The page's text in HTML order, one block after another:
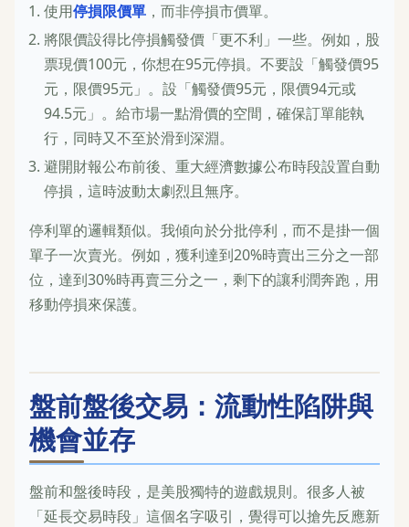
使用停損限價單 ，而非停損市價單。
將限價設得比停損觸發價「更不利」一些。例如，股
票現價100元，你想在95元停損。不要設「觸發價95
元，限價95元」。設「觸發價95元，限價94元或
94.5元」。給市場一點滑價的空間，確保訂單能執
行，同時又不至於滑到深淵。
避開財報公布前後、重大經濟數據公布時段設置自動
停損，這時波動太劇烈且無序。
停利單的邏輯類似。我傾向於分批停利，而不是掛一個
單子一次賣光。例如，獲利達到20%時賣出三分之一部
位，達到30%時再賣三分之一，剩下的讓利潤奔跑，用
移動停損來保護。
盤前盤後交易：流動性陷阱與
機會並存
盤前和盤後時段，是美股獨特的遊戲規則。很多人被
「延長交易時段」這個名字吸引，覺得可以搶先反應新